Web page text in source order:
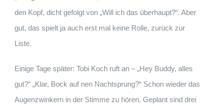
den Kopf, dicht gefolgt von „Will ich das überhaupt?“. Aber
gut, das spielt ja auch erst mal keine Rolle, zurück zur
Liste.
Einige Tage später: Tobi Koch ruft an – „Hey Buddy, alles
gut?“ „Klar, Bock auf nen Nachtsprung?“ Schon wieder das
Augenzwinkern in der Stimme zu hören. Geplant sind drei